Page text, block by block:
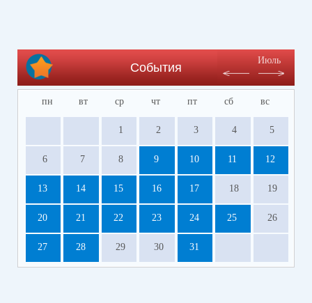
События
Июль
пн вт ср чт пт сб вс
1 2 3 4 5
6 7 8 9 10 11 12
13 14 15 16 17 18 19
20 21 22 23 24 25 26
27 28 29 30 31